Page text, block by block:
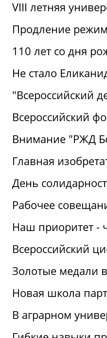
VIII летняя
Продление
110 лет со дня
Не стало
"Всероссийский
Всероссийский
Внимание "РЖД
Главная
День
Рабочее
Наш приоритет -
Всероссийский
Золотые медали
Новая школа
В аграрном